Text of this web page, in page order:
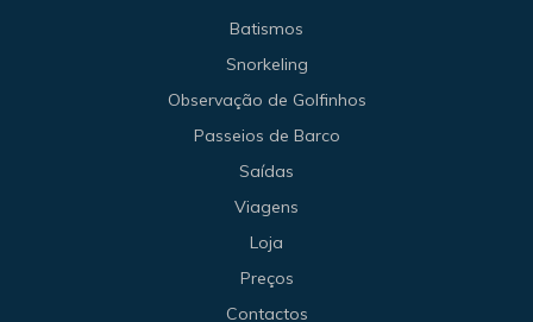
Batismos
Snorkeling
Observação de Golfinhos
Passeios de Barco
Saídas
Viagens
Loja
Preços
Contactos